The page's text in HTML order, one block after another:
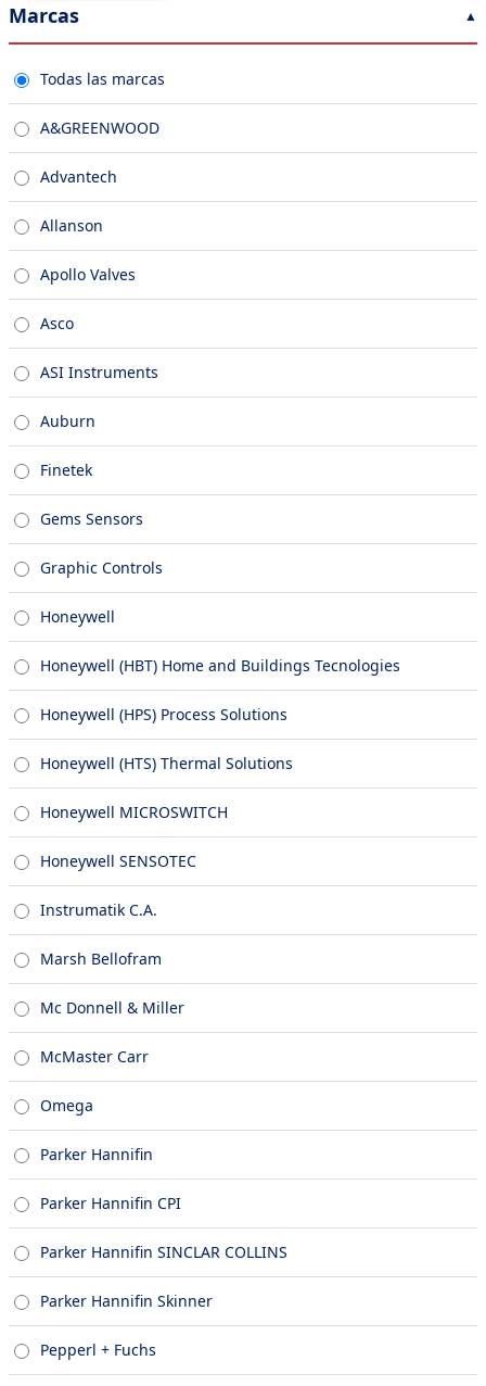
Marcas
Todas las marcas
A&GREENWOOD
Advantech
Allanson
Apollo Valves
Asco
ASI Instruments
Auburn
Finetek
Gems Sensors
Graphic Controls
Honeywell
Honeywell (HBT) Home and Buildings Tecnologies
Honeywell (HPS) Process Solutions
Honeywell (HTS) Thermal Solutions
Honeywell MICROSWITCH
Honeywell SENSOTEC
Instrumatik C.A.
Marsh Bellofram
Mc Donnell & Miller
McMaster Carr
Omega
Parker Hannifin
Parker Hannifin CPI
Parker Hannifin SINCLAR COLLINS
Parker Hannifin Skinner
Pepperl + Fuchs